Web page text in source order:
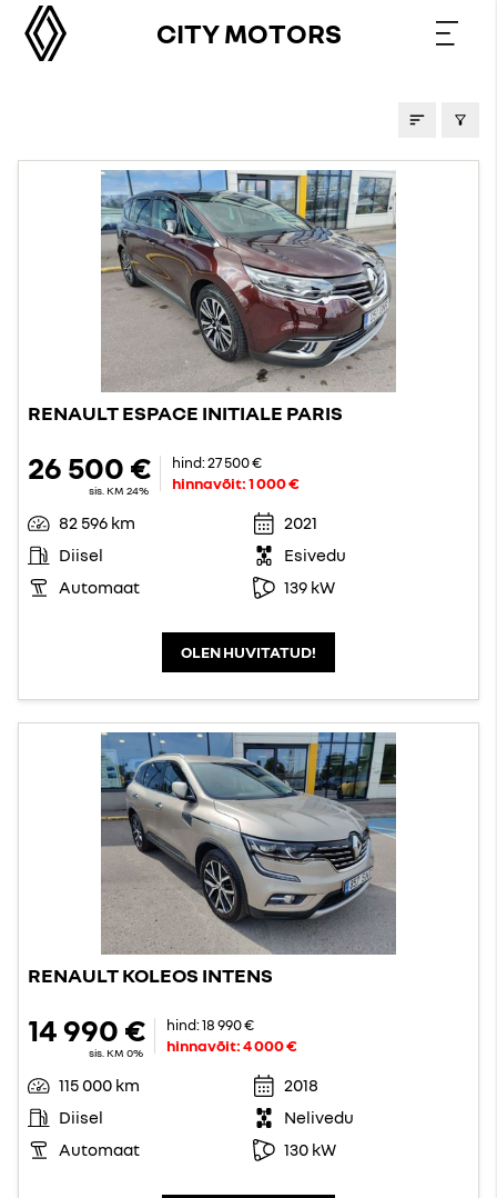
CITY MOTORS
RENAULT ESPACE INITIALE PARIS
26 500 €
sis. KM 24%
hind:27 500 €
hinnavõit:1 000 €
82 596 km
2021
Diisel
Esivedu
Automaat
139 kW
OLEN HUVITATUD!
RENAULT KOLEOS INTENS
14 990 €
sis. KM 0%
hind:18 990 €
hinnavõit:4 000 €
115 000 km
2018
Diisel
Nelivedu
Automaat
130 kW